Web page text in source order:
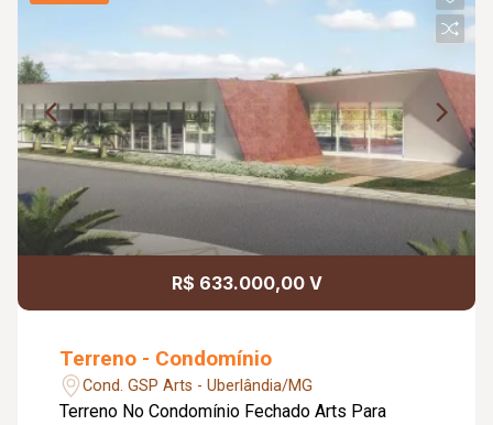
R$ 633.000,00 V
Terreno - Condomínio
Cond. GSP Arts - Uberlândia/MG
Terreno No Condomínio Fechado Arts Para